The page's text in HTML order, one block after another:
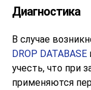
Диагностика
В случае
DROP DATABASE
учесть, что при
применяются